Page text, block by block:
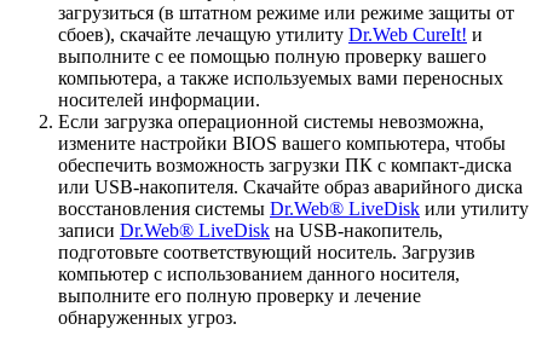
загрузиться (в штатном режиме или режиме защиты от
сбоев), скачайте лечащую утилиту Dr.Web CureIt! и
выполните с ее помощью полную проверку вашего
компьютера, а также используемых вами переносных
носителей информации.
Если загрузка операционной системы невозможна,
измените настройки BIOS вашего компьютера, чтобы
обеспечить возможность загрузки ПК с компакт-диска
или USB-накопителя. Скачайте образ аварийного диска
восстановления системы Dr.Web® LiveDisk или утилиту
записи Dr.Web® LiveDisk на USB-накопитель,
подготовьте соответствующий носитель. Загрузив
компьютер с использованием данного носителя,
выполните его полную проверку и лечение
обнаруженных угроз.